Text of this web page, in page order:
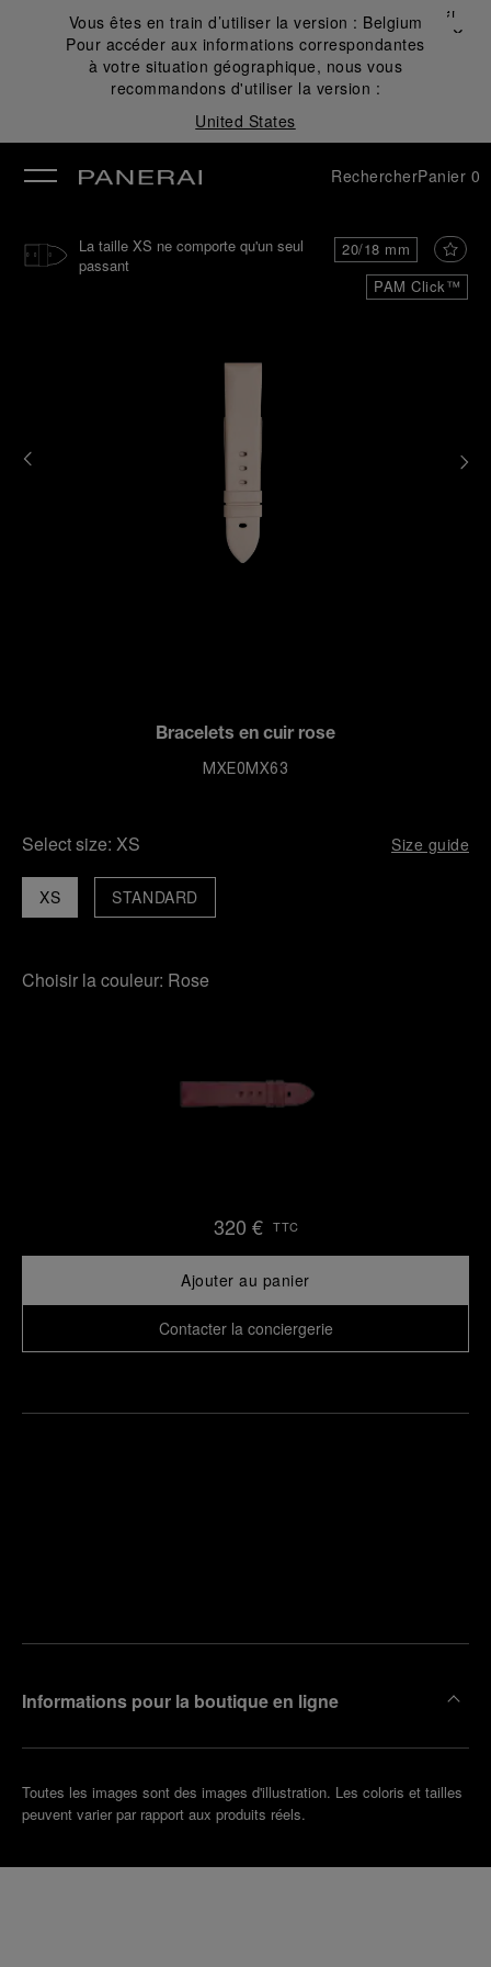
Vous êtes en train d’utiliser la version : Belgium
Pour accéder aux informations correspondantes
à votre situation géographique, nous vous
recommandons d'utiliser la version :
United States
Fermer
✕
RechercherPanier 0
PAM Click™
20/18 mm
La taille XS ne comporte qu'un seul
passant
Bracelets en cuir rose
MXE0MX63
Select size: XS Size guide
XS STANDARD
Choisir la couleur: Rose
320 € TTC
Ajouter au panier
Contacter la conciergerie
Informations pour la boutique en ligne
Toutes les images sont des images d'illustration. Les coloris et tailles
peuvent varier par rapport aux produits réels.